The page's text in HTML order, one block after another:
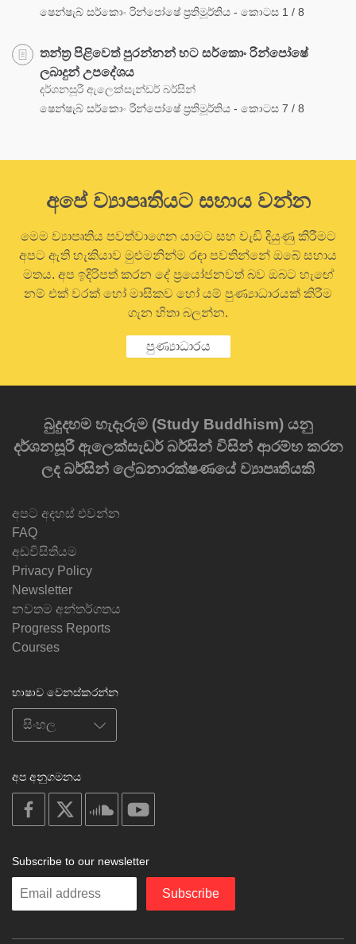
ෂෙන්ෂැබ් සර්කොං රින්පෝෂේ ප්‍රතිමූර්තිය - කොටස 1 / 8
තන්ත්‍ර පිළිවෙත් පුරන්නන් හට සර්කොං රින්පෝෂේ
ලබාදුන් උපදේශය
දර්ශනසූරී ඇලෙක්සැන්ඩර් බර්සින්
ෂෙන්ෂැබ් සර්කොං රින්පෝෂේ ප්‍රතිමූර්තිය - කොටස 7 / 8
අපේ ව්‍යාපෘතියට සහාය වන්න
මෙම ව්‍යාපෘතිය පවත්වාගෙන යාමට සහ වැඩි දියුණු කිරීමට
අපට ඇති හැකියාව මුළුමනින්ම රඳා පවතින්නේ ඔබේ සහාය
මතය. අප ඉදිරිපත් කරන දේ ප්‍රයෝජනවත් බව ඔබට හැඟේ
නම් එක් වරක් හෝ මාසිකව හෝ යම් පුණ්‍යාධාරයක් කිරීම
ගැන හිතා බලන්න.
පුණ්‍යාධාරය
බුදුදහම හැදෑරුම (Study Buddhism) යනු
දර්ශනසූරී ඇලෙක්සැඩර් බර්සින් විසින් ආරම්භ කරන
ලද බර්සින් ලේඛනාරක්ෂණයේ ව්‍යාපෘතියකි
අපට අදහස් එවන්න
FAQ
අඩවිසිතියම
Privacy Policy
Newsletter
නවතම අන්තර්ගතය
Progress Reports
Courses
භාෂාව වෙනස්කරන්න
අප අනුගමනය
on
facebook
soundcloud
Subscribe to our newsletter
Enter
Subscribe